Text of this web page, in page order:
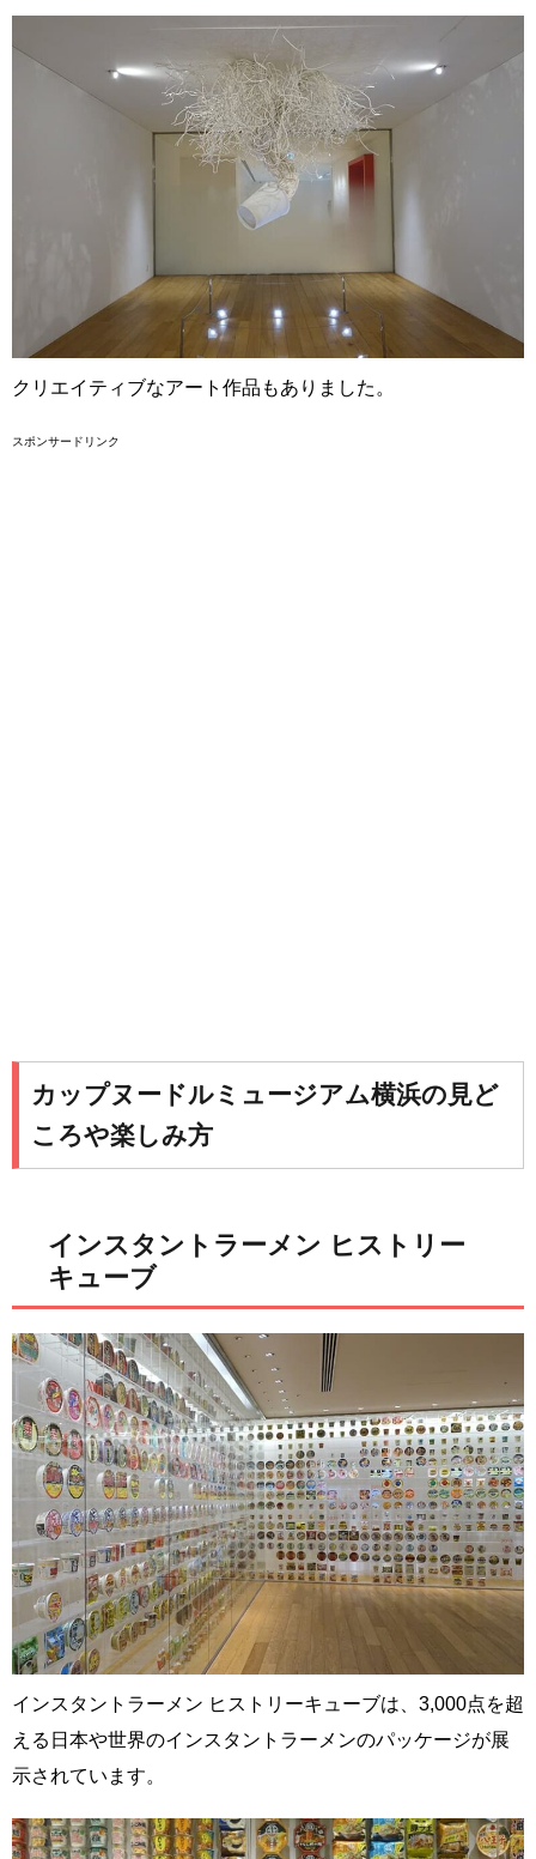
クリエイティブなアート作品もありました。
スポンサードリンク
カップヌードルミュージアム横浜の見ど
ころや楽しみ方
インスタントラーメン ヒストリー
キューブ
インスタントラーメン ヒストリーキューブは、3,000点を超
える日本や世界のインスタントラーメンのパッケージが展
示されています。